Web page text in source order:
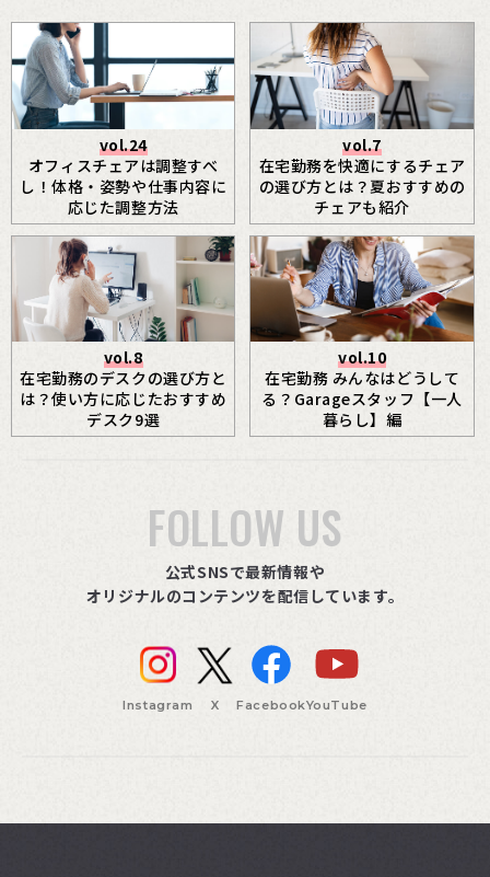
vol.24
オフィスチェアは調整すべ
し！体格・姿勢や仕事内容に
応じた調整方法
vol.7
在宅勤務を快適にするチェア
の選び方とは？夏おすすめの
チェアも紹介
vol.8
在宅勤務のデスクの選び方と
は？使い方に応じたおすすめ
デスク9選
vol.10
在宅勤務 みんなはどうして
る？Garageスタッフ【一人
暮らし】編
FOLLOW US
公式SNSで最新情報や
オリジナルのコンテンツを配信しています。
Instagram X FacebookYouTube